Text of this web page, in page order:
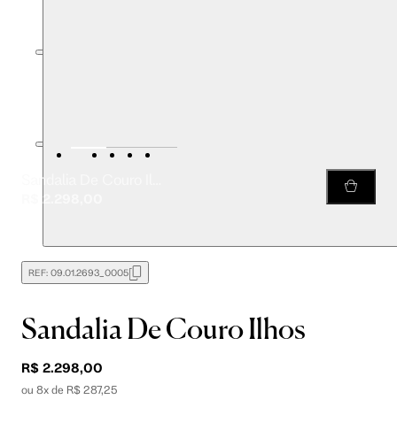
R$ 2.298,00
REF: 09.01.2693_0005
Sandalia De Couro Ilhos
R$ 2.298,00
ou 8x de R$ 287,25